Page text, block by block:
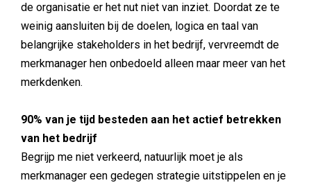
de organisatie er het nut niet van inziet. Doordat ze te
weinig aansluiten bij de doelen, logica en taal van
belangrijke stakeholders in het bedrijf, vervreemdt de
merkmanager hen onbedoeld alleen maar meer van het
merkdenken.
90% van je tijd besteden aan het actief betrekken
van het bedrijf
Begrijp me niet verkeerd, natuurlijk moet je als
merkmanager een gedegen strategie uitstippelen en je